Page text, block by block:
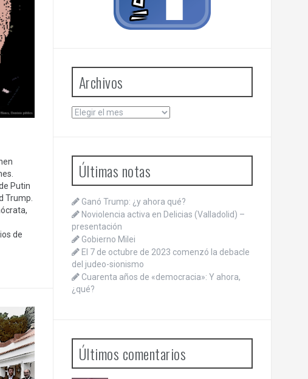
Putin
Trump.
de
Archivos
Archivos
Últimas notas
Ganó Trump: ¿y ahora qué?
Noviolencia activa en Delicias (Valladolid) –
presentación
Gobierno Milei
El 7 de octubre de 2023 comenzó la debacle
del judeo-sionismo
Cuarenta años de «democracia»: Y ahora,
¿qué?
Últimos comentarios